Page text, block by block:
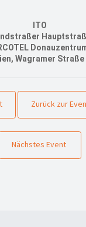
ITO
Wagramer Straße
Zurück zur
Nächstes Event